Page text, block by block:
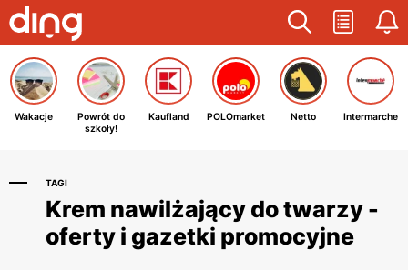
Wakacje
Powrót do
szkoły!
Kaufland POLOmarket Netto Intermarche
TAGI
Krem nawilżający do twarzy -
oferty i gazetki promocyjne